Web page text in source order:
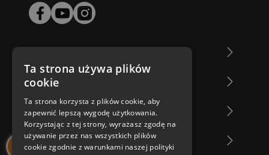
Zakupy u nas
Nasza oferta
Nasi autorzy
Ta strona używa plików
cookie
Ta strona korzysta z plików cookie, aby
zapewnić lepszą wygodę użytkowania.
Korzystając z tej strony, wyrażasz zgodę na
używanie przez nas wszystkich plików
cookie zgodnie z warunkami naszej polityki